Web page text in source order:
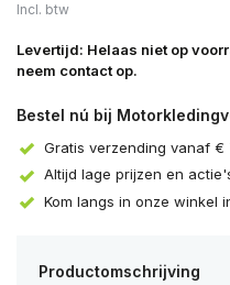
Incl. btw
Levertijd: Helaas niet op
neem contact op.
Bestel nú bij
Gratis verzending vanaf €
Altijd lage prijzen en
Kom langs in onze winkel
Productomschrijving